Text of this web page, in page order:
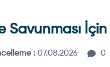
Savunması
: 07.08.2026 0